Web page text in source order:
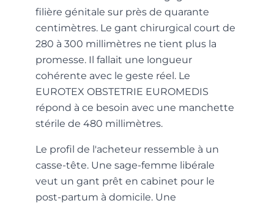
filière génitale sur près de quarante
centimètres. Le gant chirurgical court de
280 à 300 millimètres ne tient plus la
promesse. Il fallait une longueur
cohérente avec le geste réel. Le
EUROTEX OBSTETRIE EUROMEDIS
répond à ce besoin avec une manchette
stérile de 480 millimètres.
Le profil de l'acheteur ressemble à un
casse-tête. Une sage-femme libérale
veut un gant prêt en cabinet pour le
post-partum à domicile. Une